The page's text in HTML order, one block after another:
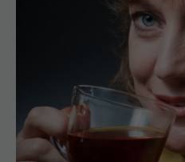
Cel mai bun ceai pentru
ani: cum să îți echilibrezi